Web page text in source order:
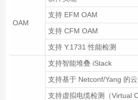
OAM
支持 EFM OAM
支持 CFM OAM
支持 Y.1731 性能检测
支持智能堆叠 iStack
支持基于 Netconf/Yang 的
支持虚拟电缆检测（Virtual